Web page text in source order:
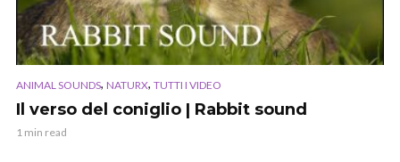
ANIMAL SOUNDS, NATURX, TUTTI I VIDEO
Il verso del coniglio | Rabbit sound
1 min read